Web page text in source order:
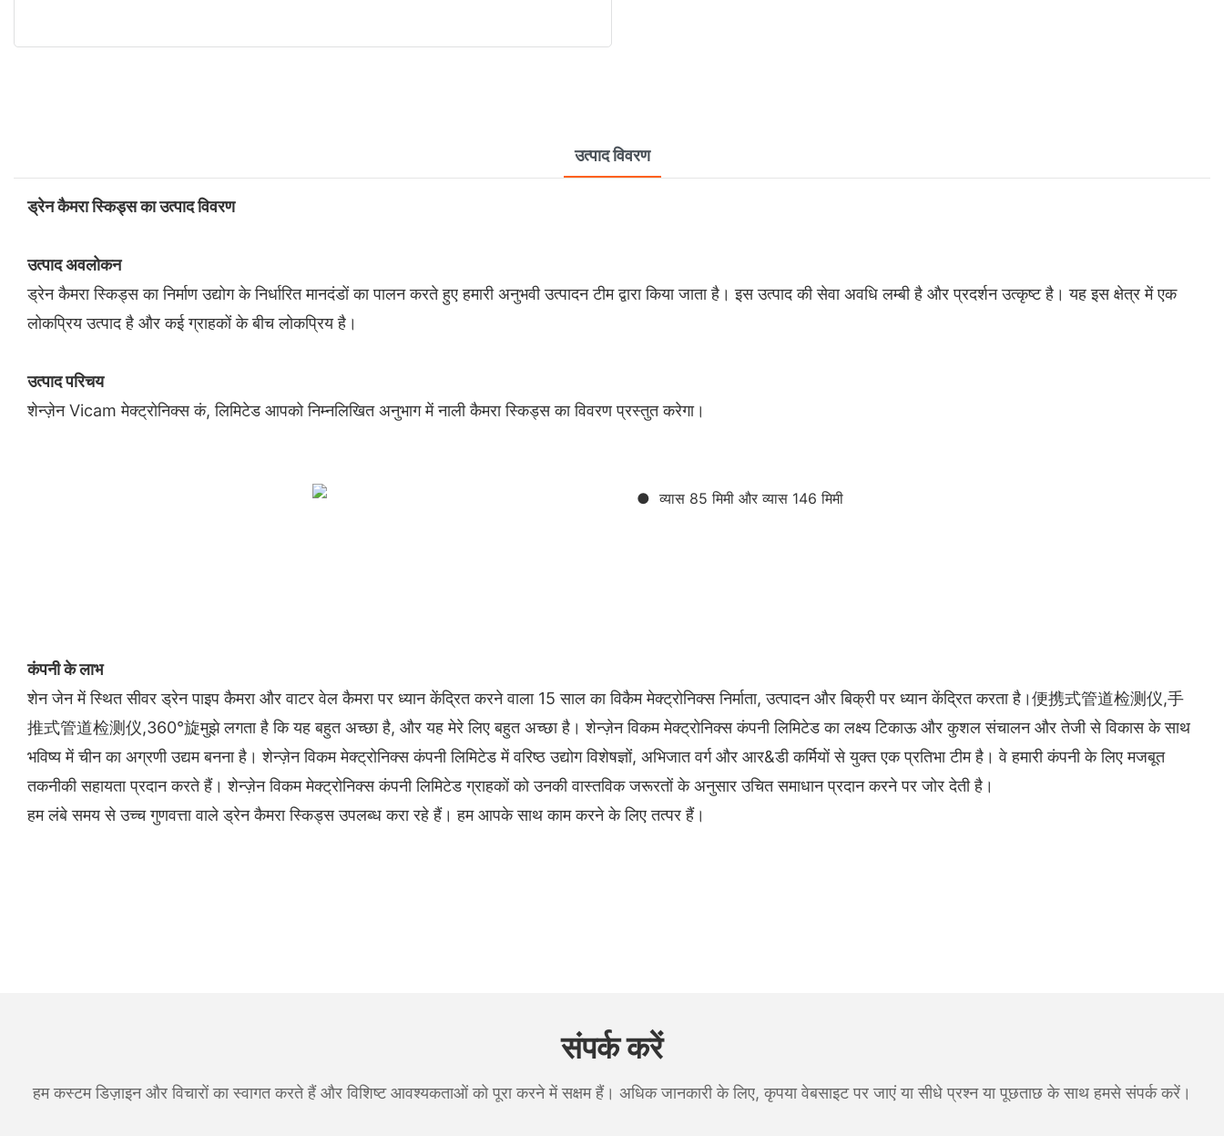
उत्पाद विवरण
ड्रेन कैमरा स्किड्स का उत्पाद विवरण
उत्पाद अवलोकन
ड्रेन कैमरा स्किड्स का निर्माण उद्योग के निर्धारित मानदंडों का पालन करते हुए हमारी अनुभवी उत्पादन टीम द्वारा किया जाता है। इस उत्पाद की सेवा अवधि लम्बी है और प्रदर्शन उत्कृष्ट है। यह इस क्षेत्र में एक
लोकप्रिय उत्पाद है और कई ग्राहकों के बीच लोकप्रिय है।
उत्पाद परिचय
शेन्ज़ेन Vicam मेक्ट्रोनिक्स कं, लिमिटेड आपको निम्नलिखित अनुभाग में नाली कैमरा स्किड्स का विवरण प्रस्तुत करेगा।
● व्यास 85 मिमी और व्यास 146 मिमी
कंपनी के लाभ
शेन जेन में स्थित सीवर ड्रेन पाइप कैमरा और वाटर वेल कैमरा पर ध्यान केंद्रित करने वाला 15 साल का विकैम मेक्ट्रोनिक्स निर्माता, उत्पादन और बिक्री पर ध्यान केंद्रित करता है।便携式管道检测仪,手
推式管道检测仪,360°旋मुझे लगता है कि यह बहुत अच्छा है, और यह मेरे लिए बहुत अच्छा है। शेन्ज़ेन विकम मेक्ट्रोनिक्स कंपनी लिमिटेड का लक्ष्य टिकाऊ और कुशल संचालन और तेजी से विकास के साथ
भविष्य में चीन का अग्रणी उद्यम बनना है। शेन्ज़ेन विकम मेक्ट्रोनिक्स कंपनी लिमिटेड में वरिष्ठ उद्योग विशेषज्ञों, अभिजात वर्ग और आर&डी कर्मियों से युक्त एक प्रतिभा टीम है। वे हमारी कंपनी के लिए मजबूत
तकनीकी सहायता प्रदान करते हैं। शेन्ज़ेन विकम मेक्ट्रोनिक्स कंपनी लिमिटेड ग्राहकों को उनकी वास्तविक जरूरतों के अनुसार उचित समाधान प्रदान करने पर जोर देती है।
हम लंबे समय से उच्च गुणवत्ता वाले ड्रेन कैमरा स्किड्स उपलब्ध करा रहे हैं। हम आपके साथ काम करने के लिए तत्पर हैं।
संपर्क करें
हम कस्टम डिज़ाइन और विचारों का स्वागत करते हैं और विशिष्ट आवश्यकताओं को पूरा करने में सक्षम हैं। अधिक जानकारी के लिए, कृपया वेबसाइट पर जाएं या सीधे प्रश्न या पूछताछ के साथ हमसे संपर्क करें।